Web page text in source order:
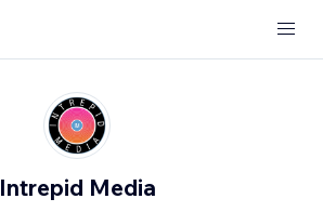
Intrepid Media